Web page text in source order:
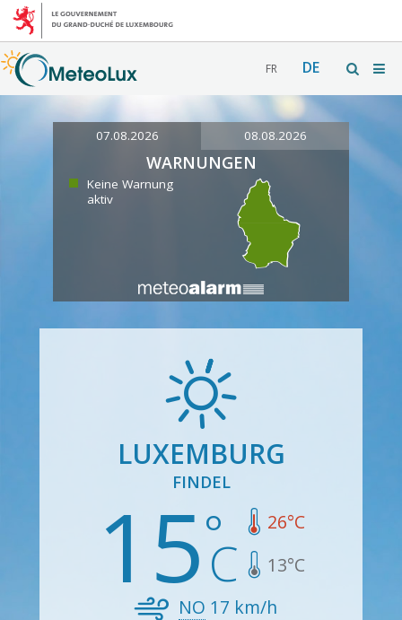
FR DE
07.08.2026 08.08.2026
WARNUNGEN
Keine Warnung
aktiv
LUXEMBURG
FINDEL
15 26°C
13°C
NO 17 km/h